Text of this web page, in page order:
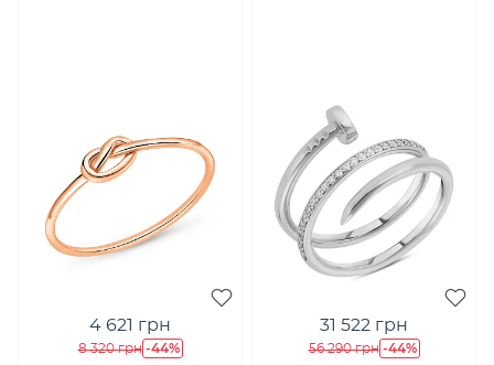
4 621 грн
8 320 грн -44%
31 522 грн
56 290 грн -44%